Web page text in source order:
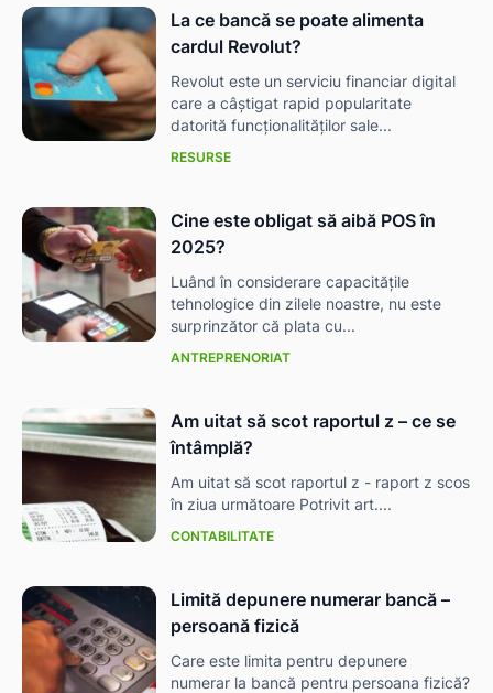
La ce bancă se poate alimenta
cardul Revolut?
Revolut este un serviciu financiar digital
care a câștigat rapid popularitate
datorită funcționalităților sale...
RESURSE
Cine este obligat să aibă POS în
2025?
Luând în considerare capacitățile
tehnologice din zilele noastre, nu este
surprinzător că plata cu...
ANTREPRENORIAT
Am uitat să scot raportul z – ce se
întâmplă?
Am uitat să scot raportul z - raport z scos
în ziua următoare Potrivit art....
CONTABILITATE
Limită depunere numerar bancă –
persoană fizică
Care este limita pentru depunere
numerar la bancă pentru persoana fizică?